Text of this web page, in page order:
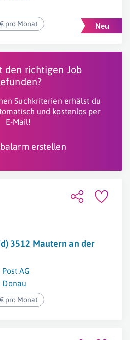
pro Monat
den richtigen Job
Suchkriterien erhälst du
und kostenlos per
E-Mail!
erstellen
3512 Mautern an der
AG
Donau
pro Monat